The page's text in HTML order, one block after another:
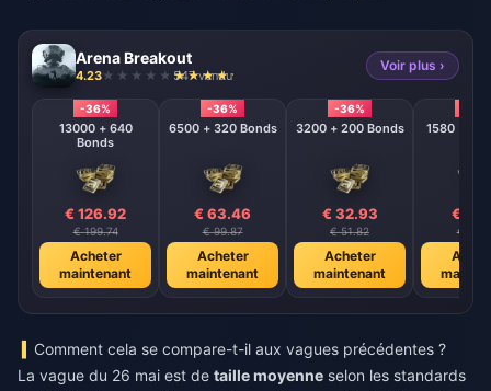
Arena Breakout
4.23 547 vendu
Voir plus ›
-36%
13000 + 640
Bonds
€ 126.92
€ 199.74
Acheter
maintenant
-36%
6500 + 320 Bonds
€ 63.46
€ 99.87
Acheter
maintenant
-36%
3200 + 200 Bonds
€ 32.93
€ 51.82
Acheter
maintenant
€
€
Comment cela se compare-t-il aux vagues précédentes ?
La vague du 26 mai est de taille moyenne selon les standards